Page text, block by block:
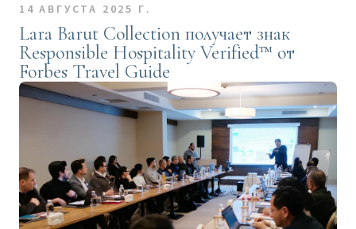
14 АВГУСТА 2025 Г.
Lara Barut Collection получает знак
Responsible Hospitality Verified™ от
Forbes Travel Guide